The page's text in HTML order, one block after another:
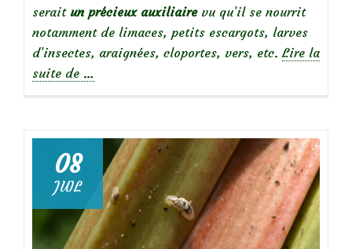
serait un précieux auxiliairevu qu’il se nourrit
notamment de limaces, petits escargots, larves
d’insectes, araignées, cloportes, vers, etc. Lire la
suite de
un
orvet
…
08
JUIL